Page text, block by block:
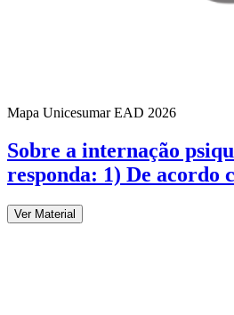
Mapa Unicesumar EAD 2026
Sobre a internação
responda: 1) De acordo
Ver Material